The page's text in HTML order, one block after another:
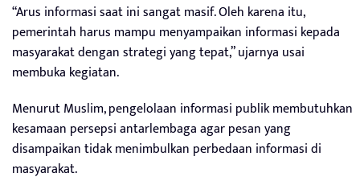
“Arus informasi saat ini sangat masif. Oleh karena itu,
pemerintah harus mampu menyampaikan informasi kepada
masyarakat dengan strategi yang tepat,” ujarnya usai
membuka kegiatan.
Menurut Muslim, pengelolaan informasi publik membutuhkan
kesamaan persepsi antarlembaga agar pesan yang
disampaikan tidak menimbulkan perbedaan informasi di
masyarakat.